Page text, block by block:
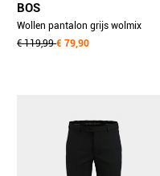
BOS
Wollen pantalon grijs wolmix
pantalon antraciet 09.a.110/5611
€ 119,99€ 79,90